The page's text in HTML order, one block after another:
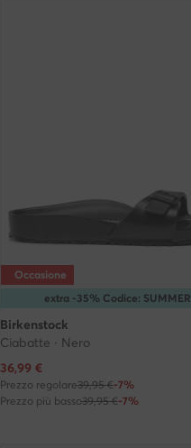
extra -35% Codice: SUMMER
Occasione
Birkenstock
Ciabatte · Nero
Prezzo attuale
36,99 €
Prezzo regolare39,95 €-7%
Prezzo più basso39,95 €-7%